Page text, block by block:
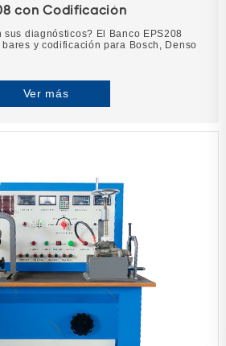
con Codificación
diagnósticos? El Banco EPS208
y codificación para Bosch, Denso
Ver más